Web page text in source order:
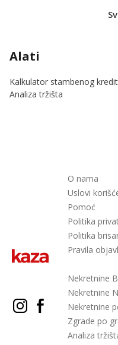
Alati
Kalkulator stambenog
Analiza tržišta
O nama
Uslovi
Pomoć
Politika
Politika
Pravila
Nekretnine
Nekretnine
Nekretnine
Zgrade po
Analiza